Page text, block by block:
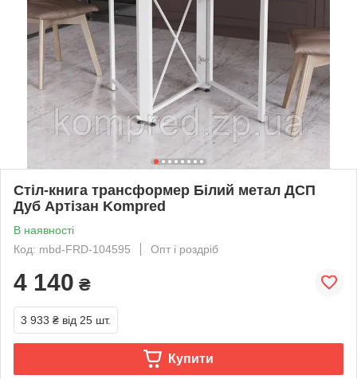
Стіл-книга трансформер Білий метал ДСП
Дуб Артізан Kompred
В наявності
Код: mbd-FRD-104595
Опт і роздріб
4 140 ₴
3 933 ₴ від 25 шт.
Купити